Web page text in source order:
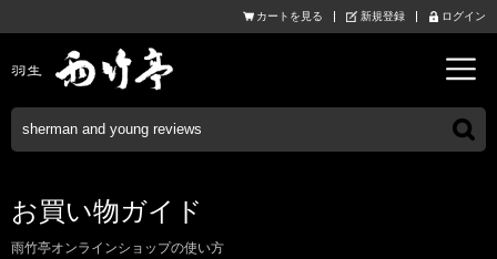
カートを見る 新規登録 ログイン
お買い物ガイド
雨竹亭オンラインショップの使い方